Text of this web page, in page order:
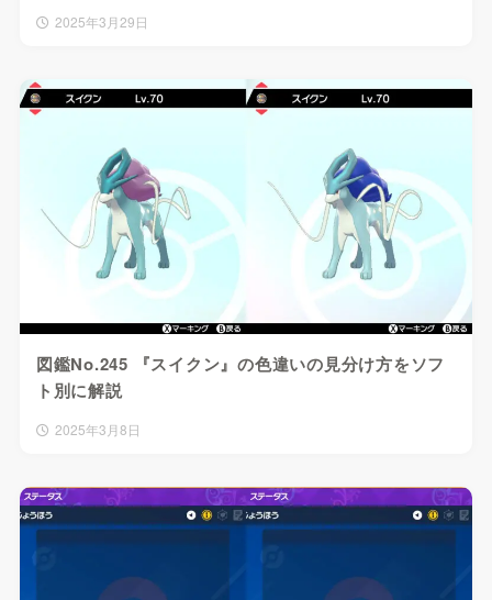
2025年3月29日
図鑑No.245 『スイクン』の色違いの見分け方をソフ
ト別に解説
2025年3月8日